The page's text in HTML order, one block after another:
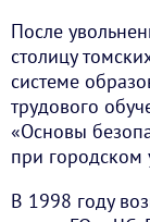
После
столицу
системе
трудового
«Основы
при городском
В 1998 году